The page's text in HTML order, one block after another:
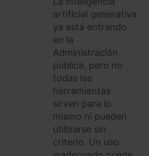
artificial generativa
ya está entrando
en la
Administración
pública, pero no
todas las
herramientas
sirven para lo
mismo ni pueden
utilizarse sin
criterio. Un uso